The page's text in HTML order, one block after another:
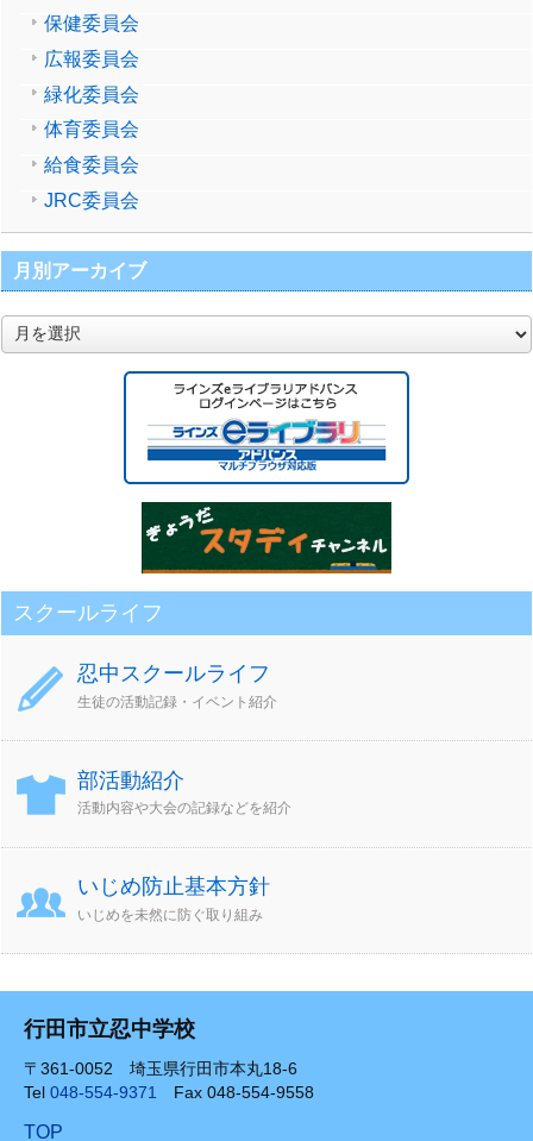
保健委員会
広報委員会
緑化委員会
体育委員会
給食委員会
JRC委員会
月別アーカイブ
月
別
スクールライフ
忍中スクールライフ
生徒の活動記録・イベント紹介
部活動紹介
活動内容や大会の記録などを紹介
いじめ防止基本方針
いじめを未然に防ぐ取り組み
行田市立忍中学校
〒361-0052 埼玉県行田市本丸18-6
Tel 048-554-9371 Fax 048-554-9558
TOP